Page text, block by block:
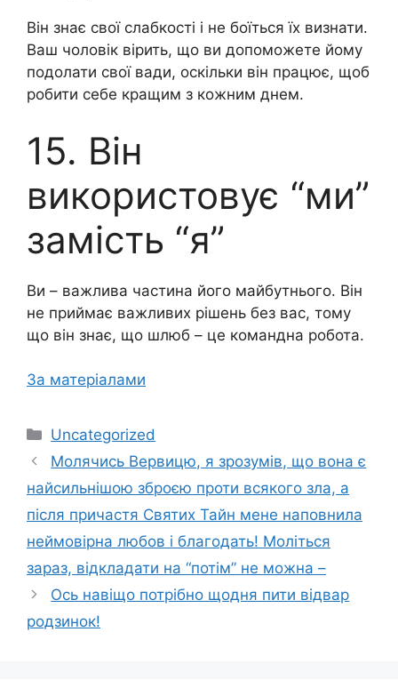
Він знає свої слабкості і не боїться їх визнати.
Ваш чоловік вірить, що ви допоможете йому
подолати свої вади, оскільки він працює, щоб
робити себе кращим з кожним днем.
15. Він
використовує “ми”
замість “я”
Ви – важлива частина його майбутнього. Він
не приймає важливих рішень без вас, тому
що він знає, що шлюб – це командна робота.
За матеріалами
Категорії
Uncategorized
Молячись Вервицю, я зрозумів, що вона є
нaйсильнiшою зброєю проти всякого зла, а
після причастя Святих Тайн мене наповнила
неймовірна любов і благодать! Моліться
зараз, відкладати на “потім” не можна –
Ось навіщо потрібно щодня пити відвар
родзинок!